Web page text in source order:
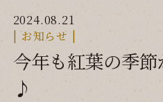
2024.08.21
お知らせ
今年も紅葉の季
♪